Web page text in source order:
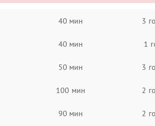
40 мин 3
40 мин 1
50 мин 3
100 мин 2
90 мин 2